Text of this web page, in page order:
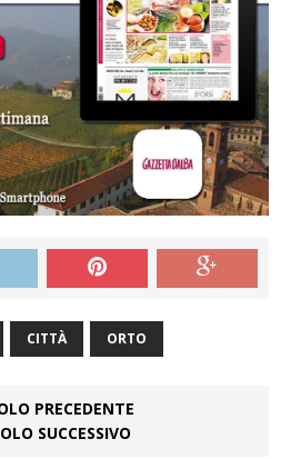
CITTÀ ORTO
PRECEDENTE
SUCCESSIVO